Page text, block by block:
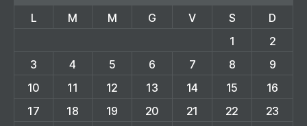
L
M M G V S
D
1
2
3
4 5 6 7 8
9
10
11 12 13 14 15
16
17
18 19 20 21 22 23